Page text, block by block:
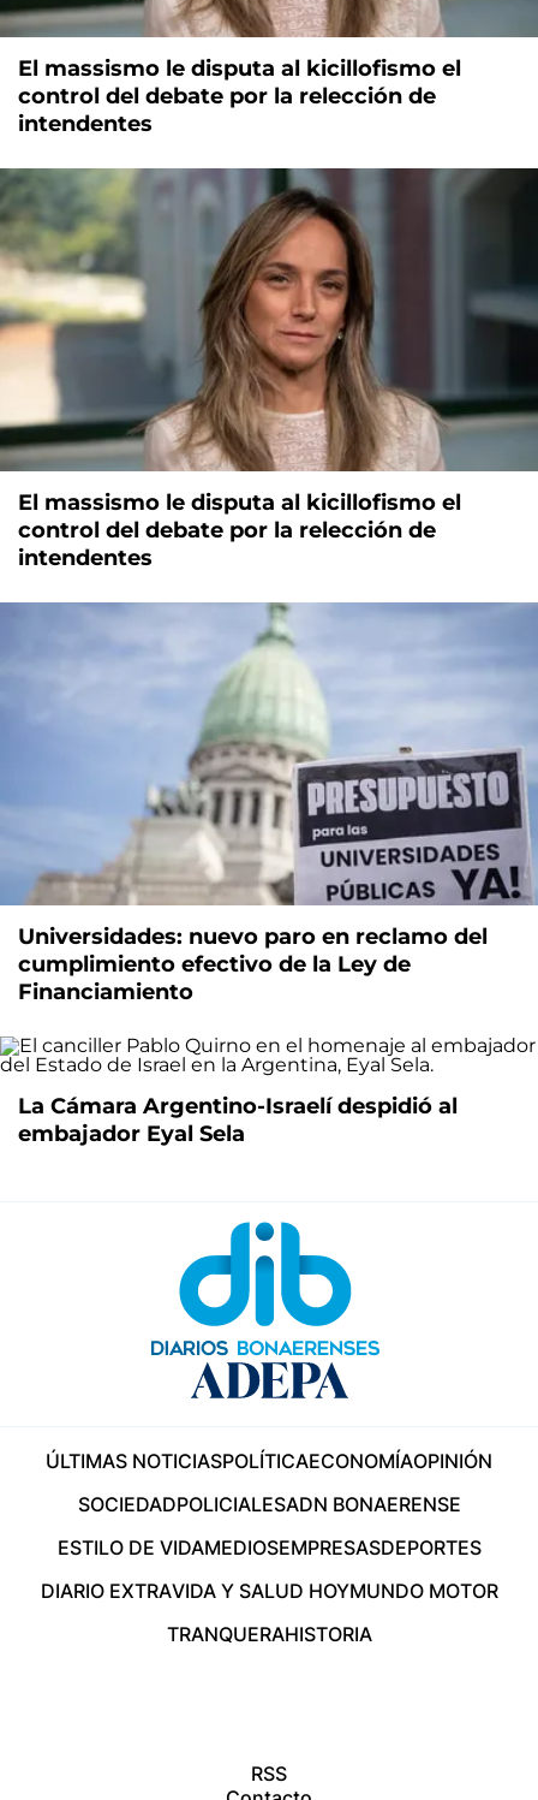
El massismo le disputa al kicillofismo el
control del debate por la relección de
intendentes
El massismo le disputa al kicillofismo el
control del debate por la relección de
intendentes
Universidades: nuevo paro en reclamo del
cumplimiento efectivo de la Ley de
Financiamiento
La Cámara Argentino-Israelí despidió al
embajador Eyal Sela
ÚLTIMAS NOTICIASPOLÍTICAECONOMÍAOPINIÓN
SOCIEDADPOLICIALESADN BONAERENSE
ESTILO DE VIDAMEDIOSEMPRESASDEPORTES
DIARIO EXTRAVIDA Y SALUD HOYMUNDO MOTOR
TRANQUERAHISTORIA
RSS